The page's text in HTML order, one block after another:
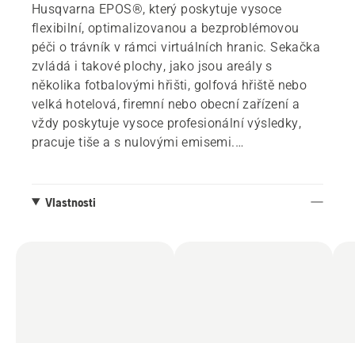
Husqvarna EPOS®, který poskytuje vysoce
flexibilní, optimalizovanou a bezproblémovou
péči o trávník v rámci virtuálních hranic. Sekačka
zvládá i takové plochy, jako jsou areály s
několika fotbalovými hřišti, golfová hřiště nebo
velká hotelová, firemní nebo obecní zařízení a
vždy poskytuje vysoce profesionální výsledky,
pracuje tiše a s nulovými emisemi.
ústrojím vyrobeným na míru RZ 43M a nabíjecí
Vlastnosti